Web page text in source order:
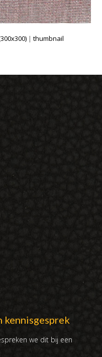
|thumbnail
kennisgesprek
we dit bij een